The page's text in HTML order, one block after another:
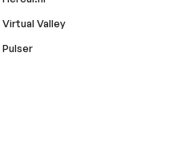
Virtual Valley
Pulser